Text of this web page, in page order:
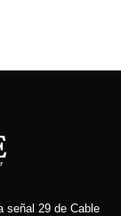
señal 29 de Cable